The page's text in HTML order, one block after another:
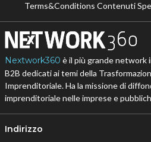
Terms&Conditions Contenuti
Nextwork360 è il più grande
B2B dedicati ai temi della
Imprenditoriale. Ha la missione di
imprenditoriale nelle imprese e
Indirizzo